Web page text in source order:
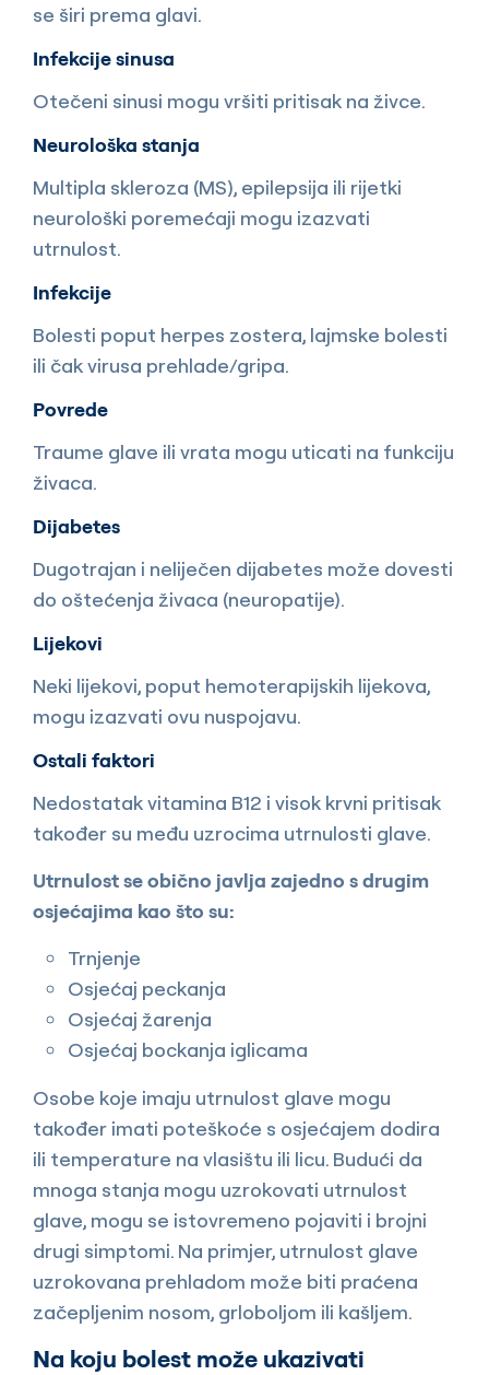
se širi prema glavi.
Infekcije sinusa
Otečeni sinusi mogu vršiti pritisak na živce.
Neurološka stanja
Multipla skleroza (MS), epilepsija ili rijetki
neurološki poremećaji mogu izazvati
utrnulost.
Infekcije
Bolesti poput herpes zostera, lajmske bolesti
ili čak virusa prehlade/gripa.
Povrede
Traume glave ili vrata mogu uticati na funkciju
živaca.
Dijabetes
Dugotrajan i neliječen dijabetes može dovesti
do oštećenja živaca (neuropatije).
Lijekovi
Neki lijekovi, poput hemoterapijskih lijekova,
mogu izazvati ovu nuspojavu.
Ostali faktori
Nedostatak vitamina B12 i visok krvni pritisak
također su među uzrocima utrnulosti glave.
Utrnulost se obično javlja zajedno s drugim
osjećajima kao što su:
Trnjenje
Osjećaj peckanja
Osjećaj žarenja
Osjećaj bockanja iglicama
Osobe koje imaju utrnulost glave mogu
također imati poteškoće s osjećajem dodira
ili temperature na vlasištu ili licu. Budući da
mnoga stanja mogu uzrokovati utrnulost
glave, mogu se istovremeno pojaviti i brojni
drugi simptomi. Na primjer, utrnulost glave
uzrokovana prehladom može biti praćena
začepljenim nosom, grloboljom ili kašljem.
Na koju bolest može ukazivati